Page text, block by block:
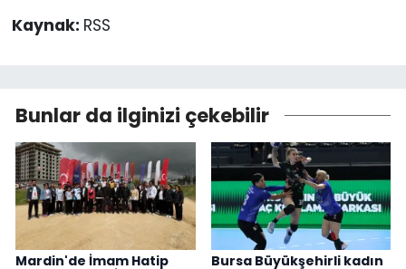
Kaynak: RSS
Bunlar da ilginizi çekebilir
Mardin'de İmam Hatip
Bursa Büyükşehirli kadın